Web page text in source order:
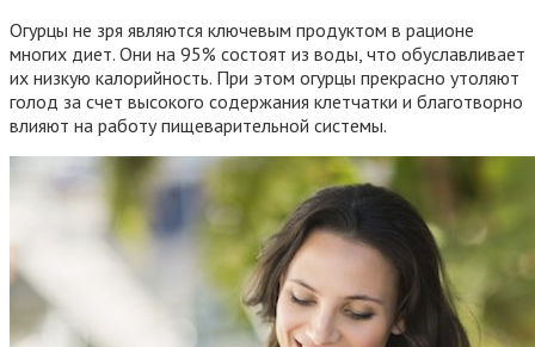
Огурцы не зря являются ключевым продуктом в рационе
многих диет. Они на 95% состоят из воды, что обуславливает
их низкую калорийность. При этом огурцы прекрасно утоляют
голод за счет высокого содержания клетчатки и благотворно
влияют на работу пищеварительной системы.